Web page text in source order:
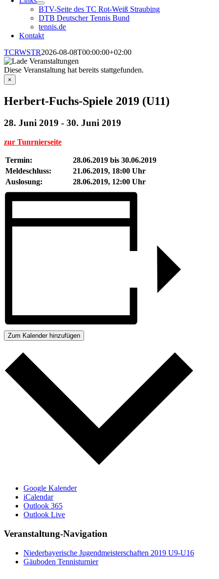
BTV-Seite des TC Rot-Weiß Straubing
DTB Deutscher Tennis Bund
tennis.de
Kontakt
TCRWSTR2026-08-08T00:00:00+02:00
Diese Veranstaltung hat bereits stattgefunden.
×
Herbert-Fuchs-Spiele 2019 (U11)
28. Juni 2019 - 30. Juni 2019
zur Tunrnierseite
Termin:
28.06.2019 bis 30.06.2019
Meldeschluss:
21.06.2019, 18:00 Uhr
Auslosung:
28.06.2019, 12:00 Uhr
Zum Kalender hinzufügen
Google Kalender
iCalendar
Outlook 365
Outlook Live
Veranstaltung-Navigation
Niederbayerische Jugendmeisterschaften 2019 U9-U16
Gäuboden Tennisturnier